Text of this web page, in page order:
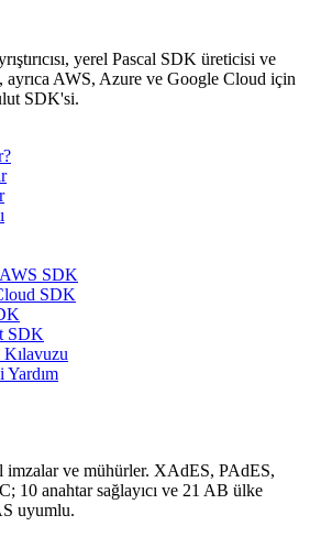
yerel Pascal SDK üreticisi ve
ayrıca AWS, Azure ve Google Cloud için
SDK'si.
SDK
SDK
SDK
Kılavuzu
Yardım
imzalar ve mühürler. XAdES, PAdES,
10 anahtar sağlayıcı ve 21 AB ülke
uyumlu.